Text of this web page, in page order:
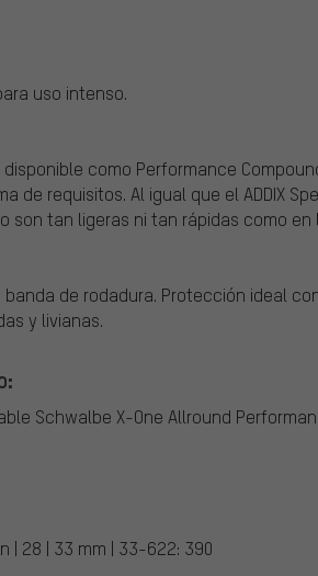
uso intenso.
disponible como Performance
de requisitos. Al igual que el ADDIX
son tan ligeras ni tan rápidas como en
banda de rodadura. Protección ideal
y livianas.
Schwalbe X-One Allround
| 28 | 33 mm | 33-622: 390